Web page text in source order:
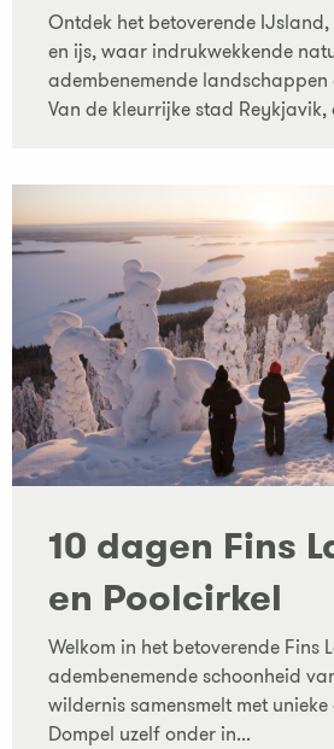
Ontdek het betoverende
en ijs, waar indrukwekkende
adembenemende
Van de kleurrijke stad Reykjavik,
10 dagen Fins
en Poolcirkel
Welkom in het betoverende Fins
adembenemende schoonheid
wildernis samensmelt met
Dompel uzelf onder in...